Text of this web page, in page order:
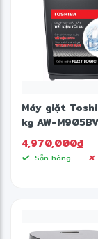
Máy giặt
kg AW-
4,970,000đ
Sẵn hàng